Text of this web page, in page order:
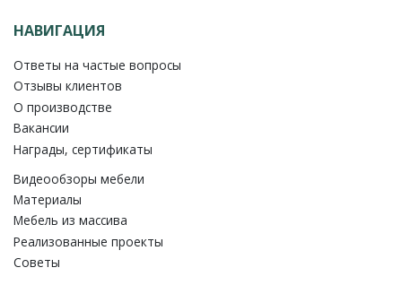
НАВИГАЦИЯ
Ответы на частые вопросы
Отзывы клиентов
О производстве
Вакансии
Награды, сертификаты
Видеообзоры мебели
Материалы
Мебель из массива
Реализованные проекты
Советы